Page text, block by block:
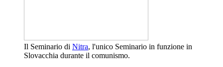
Il Seminario di Nitra, l'unico Seminario in funzione in
Slovacchia durante il comunismo.